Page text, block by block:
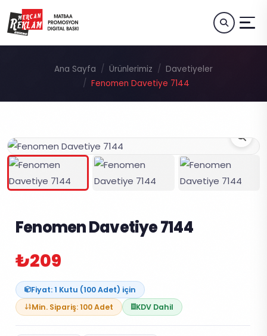
Ana Sayfa Ürünlerimiz
Davetiyeler
Fenomen Davetiye 7144
Fenomen Davetiye 7144
₺209
Fiyat: 1 Kutu (100 Adet) için
Min. Sipariş: 100 Adet
KDV Dahil